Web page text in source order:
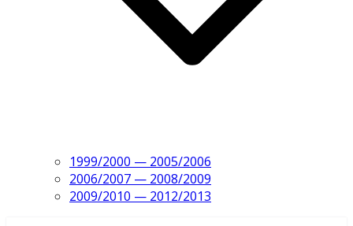
1999/2000 — 2005/2006
2006/2007 — 2008/2009
2009/2010 — 2012/2013